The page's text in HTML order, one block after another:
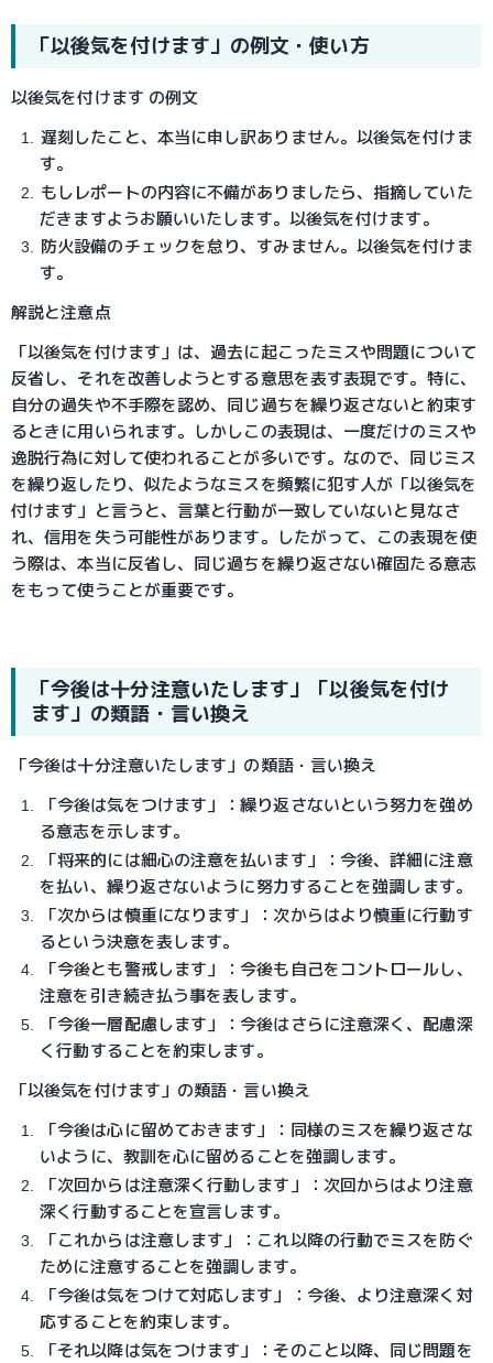
「以後気を付けます」の例文・使い方
以後気を付けます の例文
遅刻したこと、本当に申し訳ありません。以後気を付けま
す。
もしレポートの内容に不備がありましたら、指摘していた
だきますようお願いいたします。以後気を付けます。
防火設備のチェックを怠り、すみません。以後気を付けま
す。
解説と注意点
「以後気を付けます」は、過去に起こったミスや問題について
反省し、それを改善しようとする意思を表す表現です。特に、
自分の過失や不手際を認め、同じ過ちを繰り返さないと約束す
るときに用いられます。しかしこの表現は、一度だけのミスや
逸脱行為に対して使われることが多いです。なので、同じミス
を繰り返したり、似たようなミスを頻繁に犯す人が「以後気を
付けます」と言うと、言葉と行動が一致していないと見なさ
れ、信用を失う可能性があります。したがって、この表現を使
う際は、本当に反省し、同じ過ちを繰り返さない確固たる意志
をもって使うことが重要です。
「今後は十分注意いたします」「以後気を付け
ます」の類語・言い換え
「今後は十分注意いたします」の類語・言い換え
「今後は気をつけます」：繰り返さないという努力を強め
る意志を示します。
「将来的には細心の注意を払います」：今後、詳細に注意
を払い、繰り返さないように努力することを強調します。
「次からは慎重になります」：次からはより慎重に行動す
るという決意を表します。
「今後とも警戒します」：今後も自己をコントロールし、
注意を引き続き払う事を表します。
「今後一層配慮します」：今後はさらに注意深く、配慮深
く行動することを約束します。
「以後気を付けます」の類語・言い換え
「今後は心に留めておきます」：同様のミスを繰り返さな
いように、教訓を心に留めることを強調します。
「次回からは注意深く行動します」：次回からはより注意
深く行動することを宣言します。
「これからは注意します」：これ以降の行動でミスを防ぐ
ために注意することを強調します。
「今後は気をつけて対応します」：今後、より注意深く対
応することを約束します。
「それ以降は気をつけます」：そのこと以降、同じ問題を